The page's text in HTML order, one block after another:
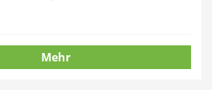
Mehr